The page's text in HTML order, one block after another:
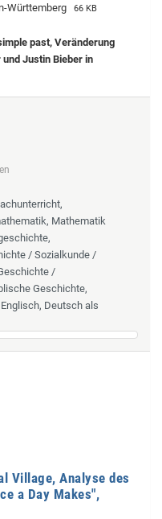
Württemberg 66 KB
past, Veränderung
Justin Bieber in
Mathematik
/ Sozialkunde /
/
Geschichte,
Deutsch als
Village, Analyse des
a Day Makes",